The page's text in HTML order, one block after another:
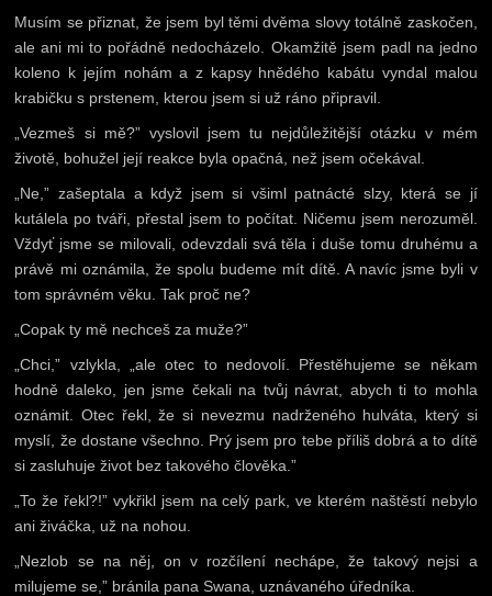
Musím se přiznat, že jsem byl těmi dvěma slovy totálně zaskočen,
ale ani mi to pořádně nedocházelo. Okamžitě jsem padl na jedno
koleno k jejím nohám a z kapsy hnědého kabátu vyndal malou
krabičku s prstenem, kterou jsem si už ráno připravil.
„Vezmeš si mě?” vyslovil jsem tu nejdůležitější otázku v mém
životě, bohužel její reakce byla opačná, než jsem očekával.
„Ne,” zašeptala a když jsem si všiml patnácté slzy, která se jí
kutálela po tváři, přestal jsem to počítat. Ničemu jsem nerozuměl.
Vždyť jsme se milovali, odevzdali svá těla i duše tomu druhému a
právě mi oznámila, že spolu budeme mít dítě. A navíc jsme byli v
tom správném věku. Tak proč ne?
„Copak ty mě nechceš za muže?”
„Chci,” vzlykla, „ale otec to nedovolí. Přestěhujeme se někam
hodně daleko, jen jsme čekali na tvůj návrat, abych ti to mohla
oznámit. Otec řekl, že si nevezmu nadrženého hulváta, který si
myslí, že dostane všechno. Prý jsem pro tebe příliš dobrá a to dítě
si zasluhuje život bez takového člověka.”
„To že řekl?!” vykřikl jsem na celý park, ve kterém naštěstí nebylo
ani živáčka, už na nohou.
„Nezlob se na něj, on v rozčílení nechápe, že takový nejsi a
milujeme se,” bránila pana Swana, uznávaného úředníka.